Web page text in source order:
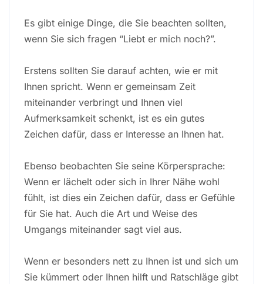
Es gibt einige Dinge, die Sie beachten sollten,
wenn Sie sich fragen “Liebt er mich noch?”.
Erstens sollten Sie darauf achten, wie er mit
Ihnen spricht. Wenn er gemeinsam Zeit
miteinander verbringt und Ihnen viel
Aufmerksamkeit schenkt, ist es ein gutes
Zeichen dafür, dass er Interesse an Ihnen hat.
Ebenso beobachten Sie seine Körpersprache:
Wenn er lächelt oder sich in Ihrer Nähe wohl
fühlt, ist dies ein Zeichen dafür, dass er Gefühle
für Sie hat. Auch die Art und Weise des
Umgangs miteinander sagt viel aus.
Wenn er besonders nett zu Ihnen ist und sich um
Sie kümmert oder Ihnen hilft und Ratschläge gibt